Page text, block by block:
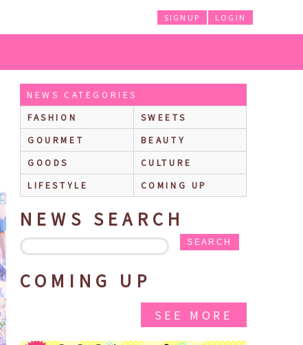
LOGIN
SIGNUP
NEWS CATEGORIES
FASHION
SWEETS
GOURMET
BEAUTY
GOODS
CULTURE
LIFESTYLE
COMING UP
NEWS SEARCH
SEARCH
COMING UP
SEE MORE